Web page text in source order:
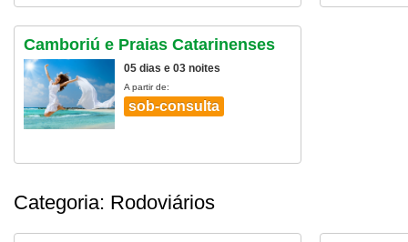
Camboriú e Praias Catarinenses
05 dias e 03 noites
A partir de:
sob-consulta
Categoria: Rodoviários